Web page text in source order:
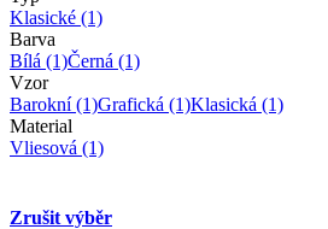
Klasické (1)
Barva
Bílá (1)Černá (1)
Vzor
Barokní(1)Grafická (1)Klasická (1)
Material
Vliesová (1)
Zrušit výběr